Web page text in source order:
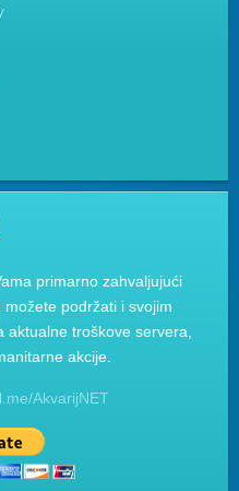
primarno zahvaljujući
podržati i svojim
troškove servera,
akcije.
AkvarijNET